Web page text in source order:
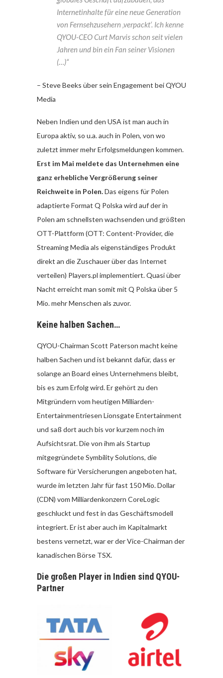
Internetinhalte für eine neue Generation
von Fernsehzusehern ‚verpackt‘. Ich kenne
QYOU-CEO Curt Marvis schon seit vielen
Jahren und bin ein Fan seiner Visionen
(…)“
– Steve Beeks über sein Engagement bei QYOU
Media
Neben Indien und den USA ist man auch in
Europa aktiv, so u.a. auch in Polen, von wo
zuletzt immer mehr Erfolgsmeldungen kommen.
Erst im Mai meldete das Unternehmen eine
ganz erhebliche Vergrößerung seiner
Reichweite in Polen.Das eigens für Polen
adaptierte Format Q Polska wird auf der in
Polen am schnellsten wachsenden und größten
OTT-Plattform (OTT: Content-Provider, die
Streaming Media als eigenständiges Produkt
direkt an die Zuschauer über das Internet
verteilen) Players.pl implementiert. Quasi über
Nacht erreicht man somit mit Q Polska über 5
Mio. mehr Menschen als zuvor.
Keine halben Sachen…
QYOU-Chairman Scott Paterson macht keine
halben Sachen und ist bekannt dafür, dass er
solange an Board eines Unternehmens bleibt,
bis es zum Erfolg wird. Er gehört zu den
Mitgründern vom heutigen Milliarden-
Entertainmentriesen Lionsgate Entertainment
und saß dort auch bis vor kurzem noch im
Aufsichtsrat. Die von ihm als Startup
mitgegründete Symbility Solutions, die
Software für Versicherungen angeboten hat,
wurde im letzten Jahr für fast 150 Mio. Dollar
(CDN) vom Milliardenkonzern CoreLogic
geschluckt und fest in das Geschäftsmodell
integriert. Er ist aber auch im Kapitalmarkt
bestens vernetzt, war er der Vice-Chairman der
kanadischen Börse TSX.
Die großen Player in Indien sind QYOU-
Partner